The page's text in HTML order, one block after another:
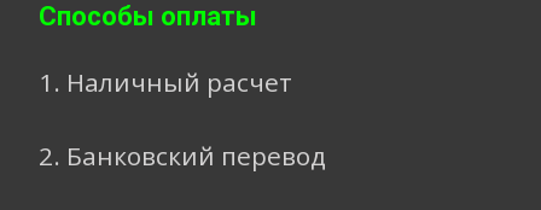
Способы оплаты
1. Наличный расчет
2. Банковский перевод